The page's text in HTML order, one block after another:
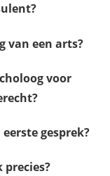
van een arts?
voor
gesprek?